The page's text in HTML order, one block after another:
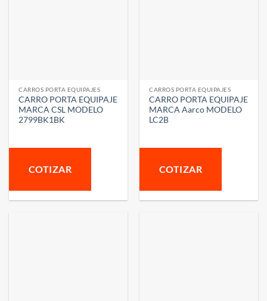
CARROS PORTA EQUIPAJES
CARRO PORTA EQUIPAJE
MARCA CSL MODELO
2799BK1BK
COTIZAR
CARROS PORTA EQUIPAJES
CARRO PORTA EQUIPAJE
MARCA Aarco MODELO
LC2B
COTIZAR